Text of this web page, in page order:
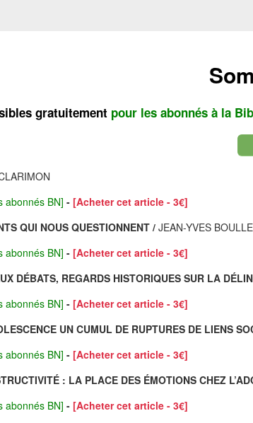
gratuitement pour les abonnés à la
abonnés BN] - [Acheter cet article - 3€]
QUI NOUS QUESTIONNENT /JEAN-YVES
abonnés BN] - [Acheter cet article - 3€]
DÉBATS, REGARDS HISTORIQUES SUR LA
abonnés BN] - [Acheter cet article - 3€]
UN CUMUL DE RUPTURES DE LIENS
abonnés BN] - [Acheter cet article - 3€]
: LA PLACE DES ÉMOTIONS CHEZ
abonnés BN] - [Acheter cet article - 3€]